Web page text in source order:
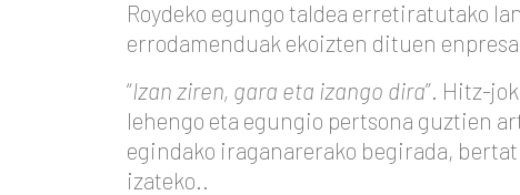
Roydeko egungo taldea erretiratutako
errodamenduak ekoizten dituen
“Izan ziren, gara eta izango dira”. Hitz-
lehengo eta egungio pertsona guztien
egindako iraganarerako begirada,
izateko..